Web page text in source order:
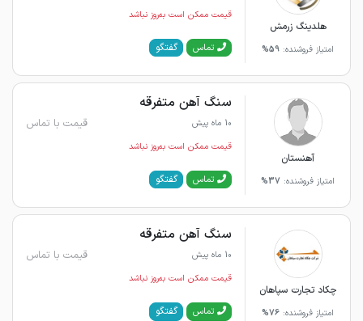
هلدینگ زرمش
امتیاز فروشنده: 59%
قیمت ممکن است به‌روز نباشد
تماس گفتگو
آهنستان
امتیاز فروشنده: 37%
سنگ آهن متفرقه
10 ماه پیش قیمت با تماس
قیمت ممکن است به‌روز نباشد
تماس گفتگو
چکاد تجارت سپاهان
امتیاز فروشنده: 76%
سنگ آهن متفرقه
10 ماه پیش قیمت با تماس
قیمت ممکن است به‌روز نباشد
تماس گفتگو